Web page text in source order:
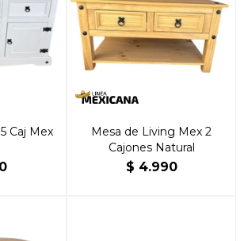
Caj Mex
Mesa de Living Mex 2
Cajones Natural
$ 4.990